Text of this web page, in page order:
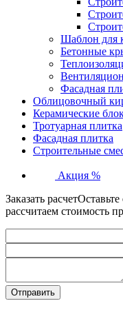
Шаблон для
Бетонные
Фасадная
Облицовочный
Керамические
Тротуарная плитка
Фасадная плитка
Строительные
Акция %
Заказать расчет
рассчитаем стоимость